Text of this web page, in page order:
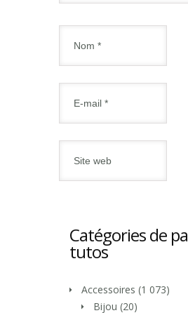
Catégories de
tutos
Accessoires (1 073)
Bijou (20)